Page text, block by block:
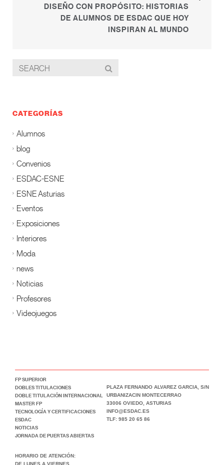
DISEÑO CON PROPÓSITO: HISTORIAS
DE ALUMNOS DE ESDAC QUE HOY
INSPIRAN AL MUNDO
CATEGORÍAS
Alumnos
blog
Convenios
ESDAC-ESNE
ESNE Asturias
Eventos
Exposiciones
Interiores
Moda
news
Noticias
Profesores
Videojuegos
FP SUPERIOR
DOBLES TITULACIONES
DOBLE TITULACIÓN INTERNACIONAL
MASTER FP
TECNOLOGÍA Y CERTIFICACIONES
ESDAC
NOTICIAS
JORNADA DE PUERTAS ABIERTAS
PLAZA FERNANDO ALVAREZ GARCIA, S/N
URBANIZACIN MONTECERRAO
33006 OVIEDO, ASTURIAS
INFO@ESDAC.ES
TLF: 985 20 65 86
HORARIO DE ATENCIÓN: